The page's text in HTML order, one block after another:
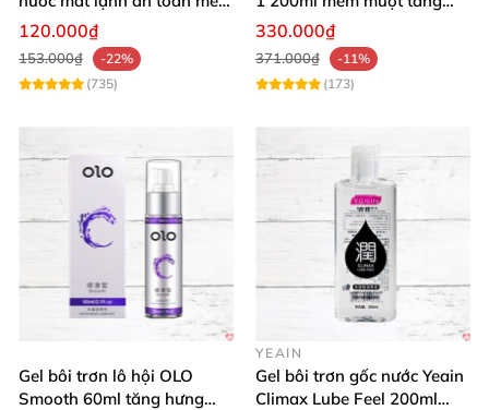
mại
120.000₫
153.000₫
-22%
(735)
khoái cảm
330.000₫
371.000₫
-11%
(173)
Gel bôi trơn lô hội OLO
Smooth 60ml tăng hưng
YEAIN
Gel bôi trơn gốc nước Yeain
Climax Lube Feel 200ml